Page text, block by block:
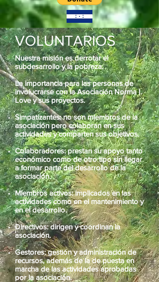
VOLUNTARIOS
Nuestra misión es derrotar el
subdesarrollo y la pobreza.
La importancia para las personas de
involucrarse con la Asociación Norma I.
Love y sus proyectos.
Simpatizantes: no son miembros de la
asociación pero colaboran en sus
actividades y comparten sus objetivos.
Colaboradores: prestan su apoyo tanto
económico como de otro tipo sin llegar
a formar parte del desarrollo de la
asociación.
Miembros activos: implicados en las
actividades como en el mantenimiento y
en el desarrollo.
Directivos: dirigen y coordinan la
asociación.
Gestores: gestión y administración de
recursos, además de la de puesta en
marcha de las actividades aprobadas
por la asociación.